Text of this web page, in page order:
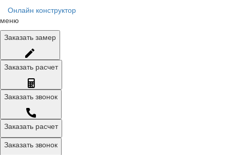
Онлайн конструктор
меню
Заказать замер
Заказать расчет
Заказать звонок
Заказать расчет
Заказать звонок